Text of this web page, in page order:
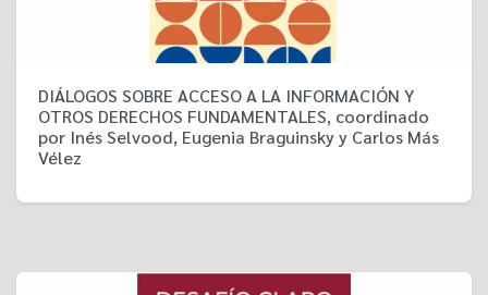
DIÁLOGOS SOBRE ACCESO A LA INFORMACIÓN Y
OTROS DERECHOS FUNDAMENTALES, coordinado
por Inés Selvood, Eugenia Braguinsky y Carlos Más
Vélez